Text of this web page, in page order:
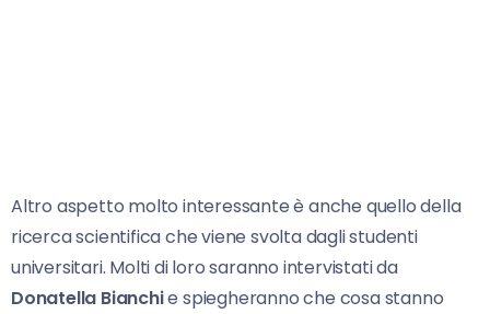
Altro aspetto molto interessante è anche quello della
ricerca scientifica che viene svolta dagli studenti
universitari. Molti di loro saranno intervistati da
Donatella Bianchie spiegheranno che cosa stanno